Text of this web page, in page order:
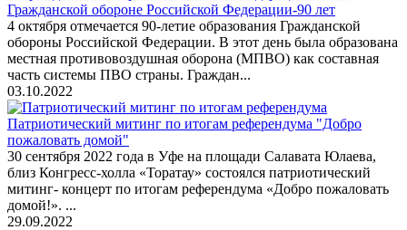
Гражданской обороне Российской Федерации-90 лет
4 октября отмечается 90-летие образования Гражданской
обороны Российской Федерации. В этот день была образована
местная противовоздушная оборона (МПВО) как составная
часть системы ПВО страны. Граждан...
03.10.2022
Патриотический митинг по итогам референдума "Добро
пожаловать домой"
30 сентября 2022 года в Уфе на площади Салавата Юлаева,
близ Конгресс-холла «Торатау» состоялся патриотический
митинг- концерт по итогам референдума «Добро пожаловать
домой!». ...
29.09.2022